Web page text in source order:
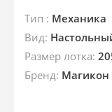
Тип : Механика
Вид:
Размер лотка:
Бренд: Магикон